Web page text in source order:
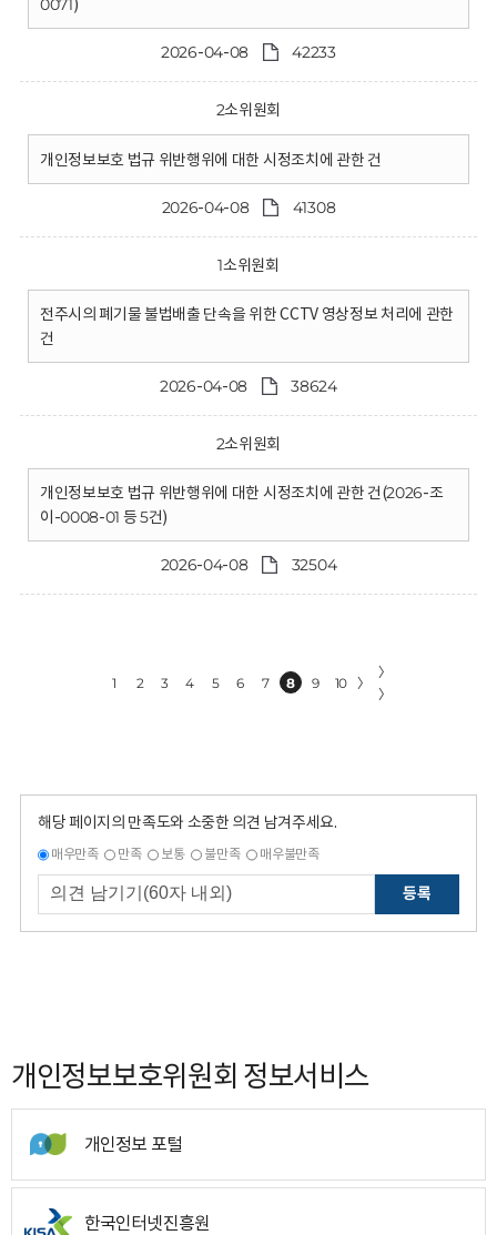
0071)
2026-04-08 42233
2소위원회
개인정보보호 법규 위반행위에 대한 시정조치에 관한 건
2026-04-08 41308
1소위원회
전주시의 폐기물 불법배출 단속을 위한 CCTV 영상정보 처리에 관한
건
2026-04-08 38624
2소위원회
개인정보보호 법규 위반행위에 대한 시정조치에 관한 건(2026-조
이-0008-01 등 5건)
2026-04-08 32504
1 2 3 4 5 6 7 8 9 10 〉
〉
〉
해당 페이지의 만족도와 소중한 의견 남겨주세요.
매우만족 만족 보통 불만족 매우불만족
등록
개인정보보호위원회 정보서비스
개인정보 포털
한국인터넷진흥원